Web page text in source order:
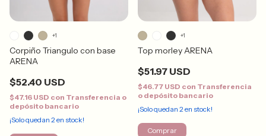
Corpiño Triangulo con base
ARENA
$52.40 USD
$47.16 USD con Transferencia o
depósito bancario
¡Solo quedan 2en stock!
+1
Top morley ARENA
$51.97 USD
$46.77 USD con Transferencia
o depósito bancario
¡Solo quedan 2en stock!
+1
Comprar